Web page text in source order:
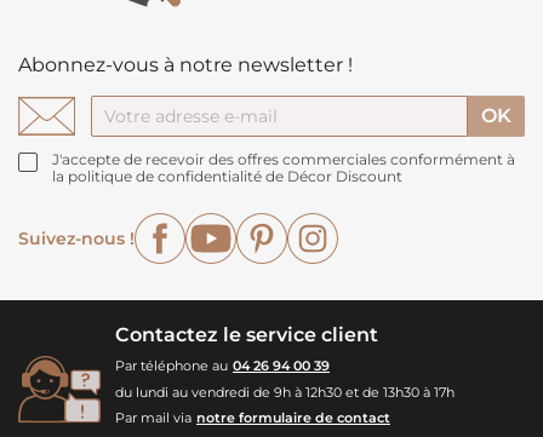
Abonnez-vous à notre newsletter !
J'accepte de recevoir des offres commerciales conformément à
la politique de confidentialité de Décor Discount
Suivez-nous !
FacebookYouTubePinterest
Contactez le service client
Par téléphone au 04 26 94 00 39
du lundi au vendredi de 9h à 12h30 et de 13h30 à 17h
Par mail via notre formulaire de contact